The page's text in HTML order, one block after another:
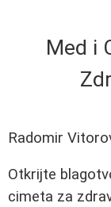
Med i
Radomir
Otkrijte
cimeta za